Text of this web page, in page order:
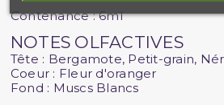
Contenance : 6ml
NOTES OLFACTIVES
Tête : Bergamote, Petit-grain,
Coeur : Fleur d'oranger
Fond : Muscs Blancs